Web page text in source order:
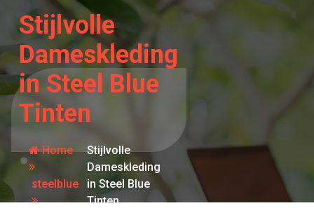
Stijlvolle
Dameskleding
in Steel Blue
Tinten
Home
steelblue
Stijlvolle
Dameskleding
in Steel Blue
Tinten